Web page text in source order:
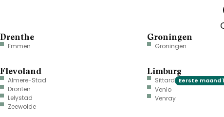
Drenthe
Emmen
Flevoland
Almere-Stad
Dronten
Lelystad
Zeewolde
Groningen
Groningen
Limburg
Sittard Eerste maand
Venlo
Venray